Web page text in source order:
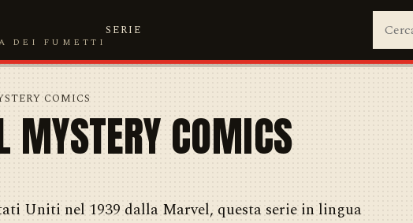
DEI FUMETTI
SERIE
COMICS
MYSTERY COMICS
Uniti nel 1939 dalla Marvel, questa serie in lingua